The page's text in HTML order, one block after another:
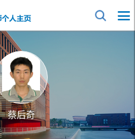
蔡后奇